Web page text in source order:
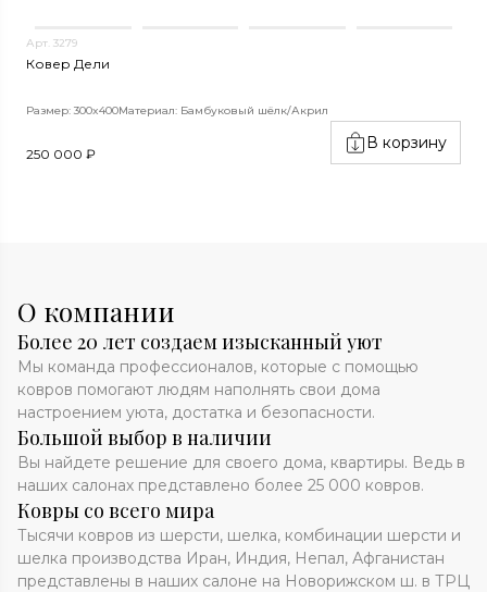
Арт. 3279
Ковер Дели
Размер: 300x400Материал: Бамбуковый шёлк/Акрил
250 000 ₽
В корзину
О компании
Более 20 лет создаем изысканный уют
Мы команда профессионалов, которые с помощью
ковров помогают людям наполнять свои дома
настроением уюта, достатка и безопасности.
Большой выбор в наличии
Вы найдете решение для своего дома, квартиры. Ведь в
наших салонах представлено более 25 000 ковров.
Ковры со всего мира
Тысячи ковров из шерсти, шелка, комбинации шерсти и
шелка производства Иран, Индия, Непал, Афганистан
представлены в наших салоне на Новорижском ш. в ТРЦ